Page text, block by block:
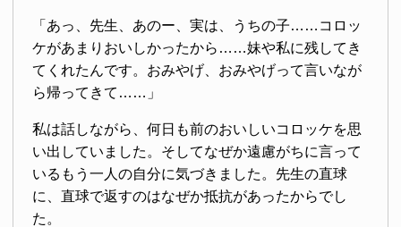
「あっ、先生、あのー、実は、うちの子……コロッ
ケがあまりおいしかったから……妹や私に残してき
てくれたんです。おみやげ、おみやげって言いなが
ら帰ってきて……」
私は話しながら、何日も前のおいしいコロッケを思
い出していました。そしてなぜか遠慮がちに言って
いるもう一人の自分に気づきました。先生の直球
に、直球で返すのはなぜか抵抗があったからでし
た。